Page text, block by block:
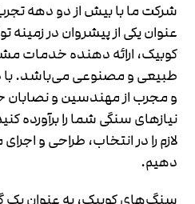
شرکت ما با بیش از دو دهه
عنوان یکی از پیشروان در
کوبیک، ارائه دهنده خدمات
طبیعی و مصنوعی می‌باشد.
و مجرب از مهندسین و نصابان
نیازهای سنگی شما را برآورده
لازم را در انتخاب، طراحی و
دهیم.
سنگ‌های کوبیک، به عنوان یک